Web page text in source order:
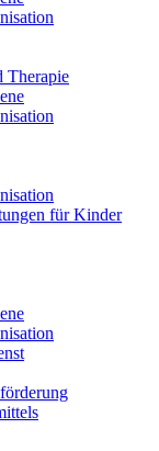
Therapie
für Kinder